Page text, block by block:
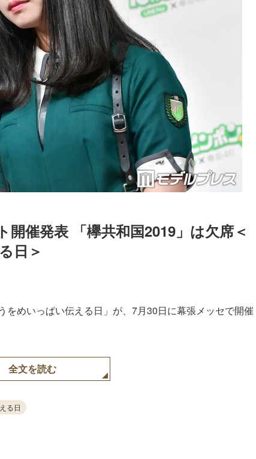
:
催発表 「欅共和国2019」は欠席＜
日＞
をめいっぱい伝える日」が、7月30日に幕張メッセで開催
全文を読む
る日